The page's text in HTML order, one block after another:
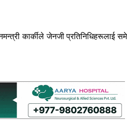
कार्कीले जेनजी प्रतिनिधिहरूलाई